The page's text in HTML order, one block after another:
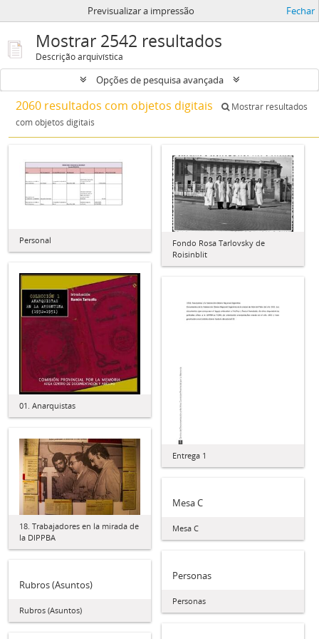
Previsualizar a impressão Fechar
Mostrar 2542 resultados
Descrição arquivística
Opções de pesquisa avançada
2060 resultados com objetos digitais
Mostrar resultados
com objetos digitais
Personal
Fondo Rosa Tarlovsky de
Roisinblit
01. Anarquistas
Entrega 1
18. Trabajadores en la mirada de
la DIPPBA
Mesa C
Mesa C
Personas
Personas
Rubros (Asuntos)
Rubros (Asuntos)